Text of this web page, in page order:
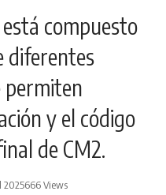
compuesto
diferentes
permiten
y el código
de CM2.
2025666 Views